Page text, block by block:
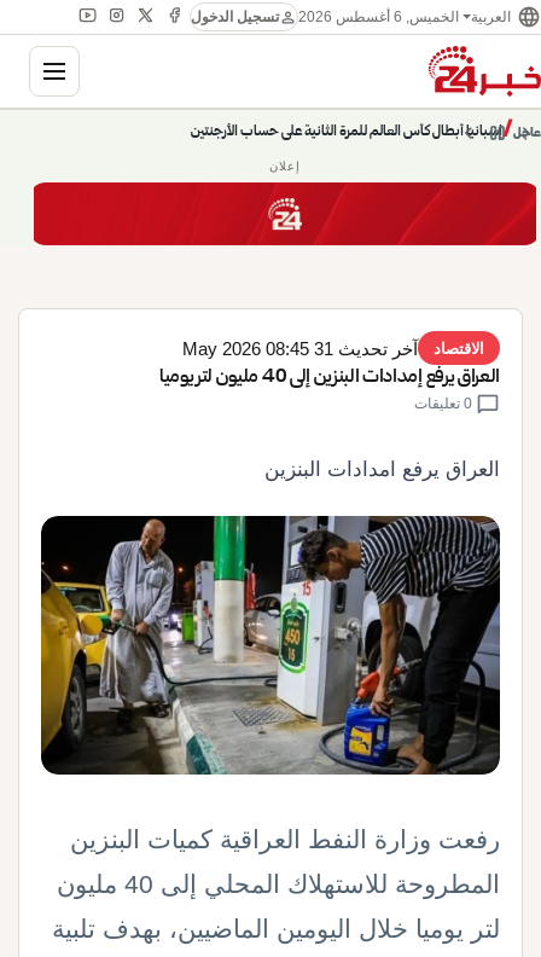
language العربية الخميس, 6 أغسطس 2026 personتسجيل الدخول
عاجل/
إسبانيا أبطال كأس العالم للمرة الثانية على حساب الأرجنتين
chevron_right
pause
chevron_left
إعلان
الاقتصاد آخر تحديث 31 May 2026 08:45
العراق يرفع إمدادات البنزين إلى 40 مليون لتر يوميا
chat_bubble
العراق يرفع امدادات البنزين
رفعت وزارة النفط العراقية كميات البنزين
المطروحة للاستهلاك المحلي إلى 40 مليون
لتر يوميا خلال اليومين الماضيين، بهدف تلبية